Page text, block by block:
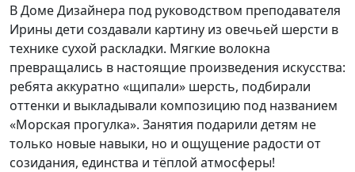
В Доме Дизайнера под руководством преподавателя
Ирины дети создавали картину из овечьей шерсти в
технике сухой раскладки. Мягкие волокна
превращались в настоящие произведения искусства:
ребята аккуратно «щипали» шерсть, подбирали
оттенки и выкладывали композицию под названием
«Морская прогулка». Занятия подарили детям не
только новые навыки, но и ощущение радости от
созидания, единства и тёплой атмосферы!